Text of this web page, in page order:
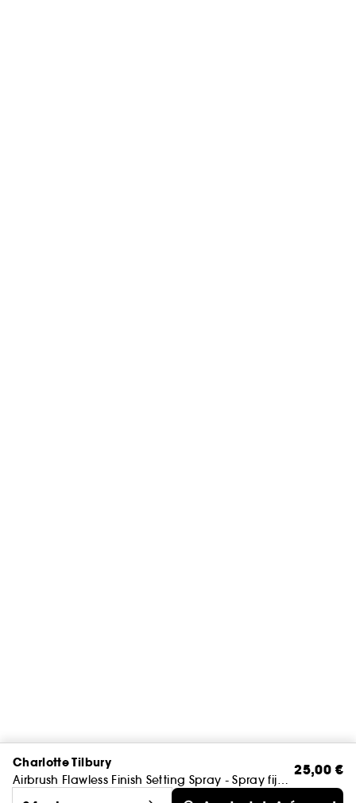
Charlotte Tilbury
Airbrush Flawless Finish Setting Spray - Spray fijador de maquillaje
25,00 €